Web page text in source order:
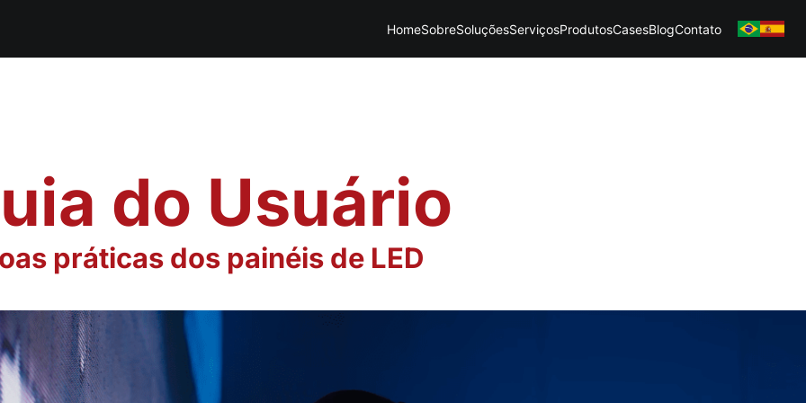
HomeSobreSoluçõesServiçosProdutosCasesBlogContato
do Usuário
práticas dos painéis de LED